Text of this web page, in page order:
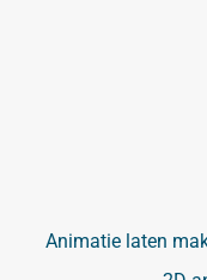
Animatie laten